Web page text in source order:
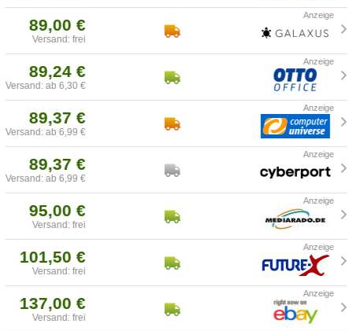
89,00 €
Versand: frei
89,24 €
Versand: ab 6,30 €
89,37 €
Versand: ab 6,99 €
89,37 €
Versand: ab 6,99 €
95,00 €
Versand: frei
101,50 €
Versand: frei
137,00 €
Versand: frei